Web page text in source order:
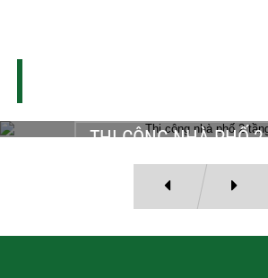
THI CÔNG NHÀ PHỐ 2
Chủ đầu tư: Bác Sỹ Đạt Địa chỉ: 351/57B Lê
Quận 3, Hồ Chí Minh Hạng mục thi công: Thi